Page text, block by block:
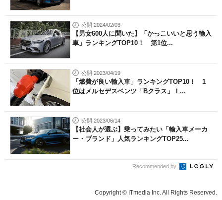
公開 2024/02/03
【男女600人に聞いた】「かっこいいと思う輸入
車」ランキングTOP10！ 第1位...
公開 2023/04/19
「燃費が良い輸入車」ランキングTOP10！ 1
位はメルセデスベンツ「Bクラス」！...
公開 2023/06/14
【社会人が選ぶ】乗ってみたい「輸入車メーカ
ー・ブランド」人気ランキングTOP25...
Recommended by
Copyright © ITmedia Inc. All Rights Reserved.